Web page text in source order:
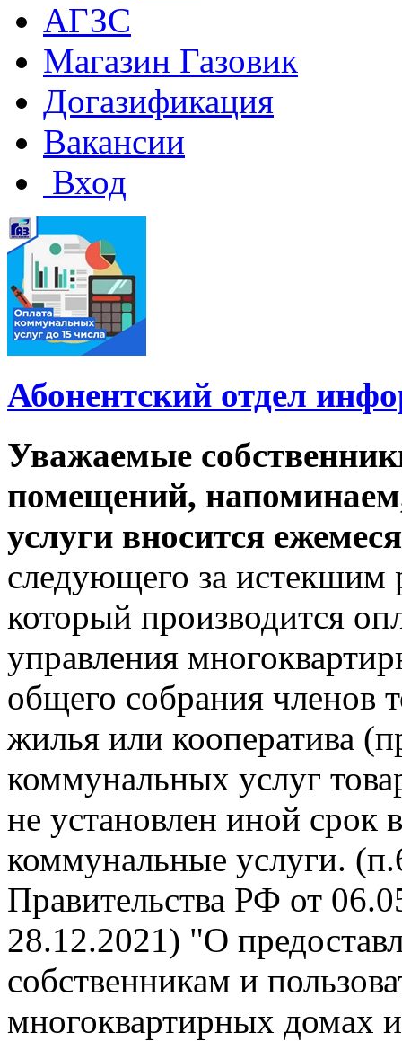
АГЗС
Магазин Газовик
Догазификация
Вакансии
Вход
Абонентский отдел
Уважаемые
помещений,
услуги вносится
следующего за истекшим
который производится
управления
общего собрания членов
жилья или кооператива
коммунальных услуг
не установлен иной срок
коммунальные услуги.
Правительства РФ от
28.12.2021) "О
собственникам и
многоквартирных